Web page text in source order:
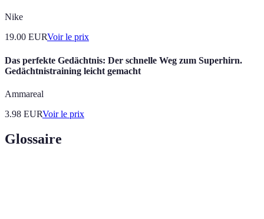
Nike
19.00 EURVoir le prix
Das perfekte Gedächtnis: Der schnelle Weg zum Superhirn.
Gedächtnistraining leicht gemacht
Ammareal
3.98 EURVoir le prix
Glossaire